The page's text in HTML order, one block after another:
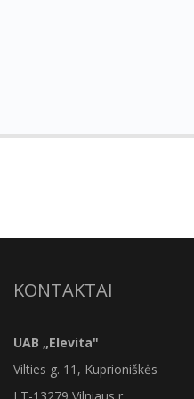
KONTAKTAI
UAB „Elevita"
Vilties g. 11, Kuprioniškės